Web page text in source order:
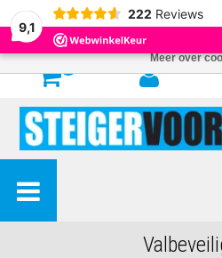
9,1
222 Reviews
Door het gebruiken van onze website,
cookies om onze website te
Meer over